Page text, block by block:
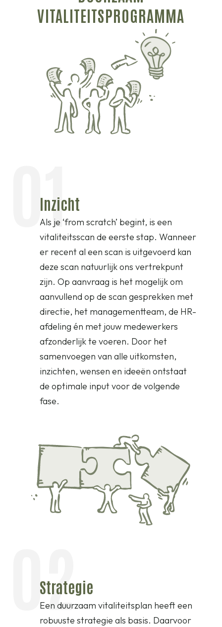
VITALITEITSPROGRAMMA
01
Inzicht
Als je ‘from scratch’ begint, is een
vitaliteitsscan de eerste stap. Wanneer
er recent al een scan is uitgevoerd kan
deze scan natuurlijk ons vertrekpunt
zijn. Op aanvraag is het mogelijk om
aanvullend op de scan gesprekken met
directie, het managementteam, de HR-
afdeling én met jouw medewerkers
afzonderlijk te voeren. Door het
samenvoegen van alle uitkomsten,
inzichten, wensen en ideeën ontstaat
de optimale input voor de volgende
fase.
02
Strategie
Een duurzaam vitaliteitsplan heeft een
robuuste strategie als basis. Daarvoor